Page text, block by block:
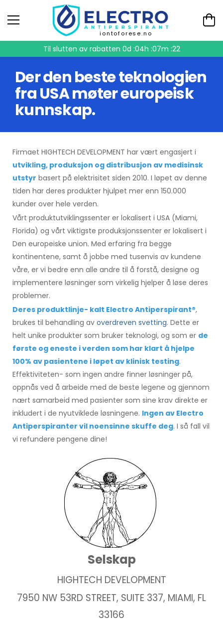
iontoforese.no
Til slutten av rabatten0d :04h :07m :21
Der den beste teknologien
fra USA møter europeisk
kunnskap.
Firmaet HIGHTECH DEVELOPMENT har vært engasjert i
utvikling, produksjon og distribusjon av medisinsk
utstyr basert på elektrisitet siden 2010. I løpet av denne
tiden har deres produkter hjulpet mer enn 150.000
kunder over hele verden.
Vårt produktutviklingssenter er lokalisert i USA (Miami,
Florida) og vårt viktigste produksjonssenter er lokalisert i
Den europeiske union. Med erfaring fra begge
kontinentene, samt å jobbe med tusenvis av kundene
våre, er vi bedre enn alle andre til å forstå, designe og
implementere løsninger som virkelig hjelper å løse deres
problemer.
Deres produktlinje- kalt Electro Antiperspirant®,
brukes til behandling av overdreven svetting. Dette er
helt unike produkter som bruker teknologi, og som er de
første og eneste i verden som har klart å hjelpe
100% av pasientene i løpet av klinisk testing.
Effektiviteten- som ingen andre finner løsninger på,
oppnås ved å arbeide med de beste legene og gjennom
nært samarbeid med pasienter som sine krav direkte er
inkludert i de nyutviklede løsningene. Ingen av Electro
Antiperspiranter vil noensinne skuffe deg. I så fall vil
vi refundere pengene dine!
Selskap
HIGHTECH DEVELOPMENT
7950 NW 53RD STREET, SUITE 337, MIAMI, FL
33166